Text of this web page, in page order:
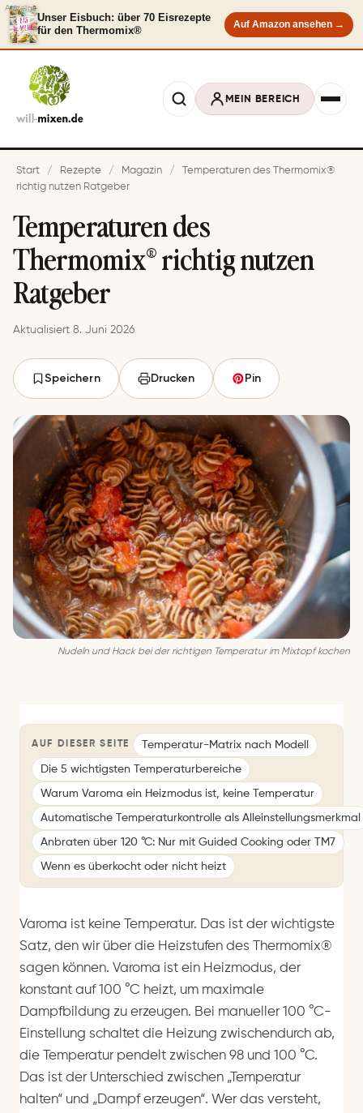
Anzeige
Unser Eisbuch: über 70 Eisrezepte
für den Thermomix®
Auf Amazon ansehen →
MEIN BEREICH
Start / Rezepte / Magazin /
Temperaturen des Thermomix®
richtig nutzen Ratgeber
Temperaturen des
Thermomix® richtig nutzen
Ratgeber
Aktualisiert 8. Juni 2026
Speichern Drucken Pin
Nudeln und Hack bei der richtigen Temperatur im Mixtopf kochen
AUF DIESER SEITE Temperatur-Matrix nach Modell
Die 5 wichtigsten Temperaturbereiche
Warum Varoma ein Heizmodus ist, keine Temperatur
Automatische Temperaturkontrolle als Alleinstellungsmerkmal
Anbraten über 120 °C: Nur mit Guided Cooking oder TM7
Wenn es überkocht oder nicht heizt
Varoma ist keine Temperatur. Das ist der wichtigste
Satz, den wir über die Heizstufen des Thermomix®
sagen können. Varoma ist ein Heizmodus, der
konstant auf 100 °C heizt, um maximale
Dampfbildung zu erzeugen. Bei manueller 100 °C-
Einstellung schaltet die Heizung zwischendurch ab,
die Temperatur pendelt zwischen 98 und 100 °C.
Das ist der Unterschied zwischen „Temperatur
halten“ und „Dampf erzeugen“. Wer das versteht,